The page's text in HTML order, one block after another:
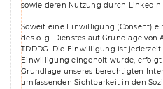
sowie deren Nutzung durch LinkedIn
Soweit eine Einwilligung (Consent)
des o. g. Dienstes auf Grundlage von
TDDDG. Die Einwilligung ist
Einwilligung eingeholt wurde, erfolgt
Grundlage unseres berechtigten
umfassenden Sichtbarkeit in den